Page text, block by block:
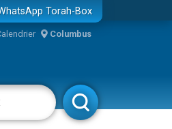
Torah-Box
Columbus